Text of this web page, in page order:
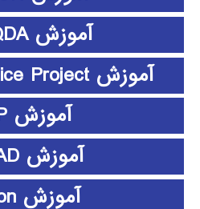
آموزش MAXQDA
آموزش Microsoft Office Project
آموزش PHP
آموزش PSCAD
آموزش python